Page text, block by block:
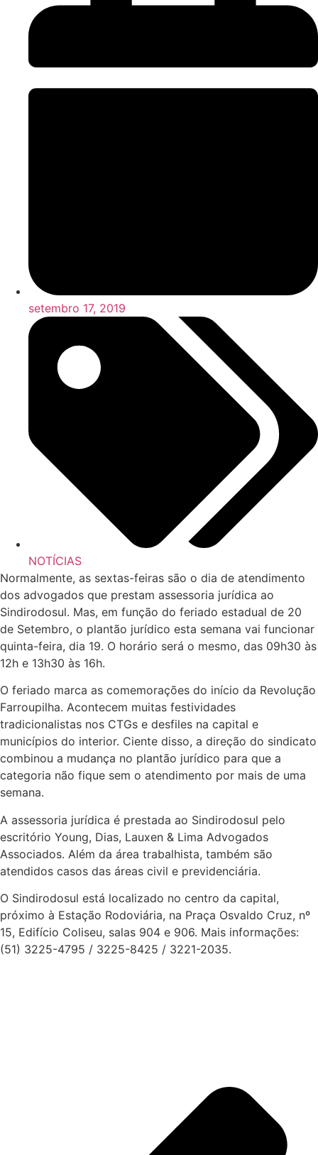
setembro 17, 2019
NOTÍCIAS
Normalmente, as sextas-feiras são o dia de atendimento
dos advogados que prestam assessoria jurídica ao
Sindirodosul. Mas, em função do feriado estadual de 20
de Setembro, o plantão jurídico esta semana vai funcionar
quinta-feira, dia 19. O horário será o mesmo, das 09h30 às
12h e 13h30 às 16h.
O feriado marca as comemorações do início da Revolução
Farroupilha. Acontecem muitas festividades
tradicionalistas nos CTGs e desfiles na capital e
municípios do interior. Ciente disso, a direção do sindicato
combinou a mudança no plantão jurídico para que a
categoria não fique sem o atendimento por mais de uma
semana.
A assessoria jurídica é prestada ao Sindirodosul pelo
escritório Young, Dias, Lauxen & Lima Advogados
Associados. Além da área trabalhista, também são
atendidos casos das áreas civil e previdenciária.
O Sindirodosul está localizado no centro da capital,
próximo à Estação Rodoviária, na Praça Osvaldo Cruz, nº
15, Edifício Coliseu, salas 904 e 906. Mais informações:
(51) 3225-4795 / 3225-8425 / 3221-2035.